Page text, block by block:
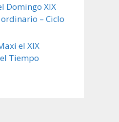
Domingo XIX
– Ciclo
el XIX
Tiempo